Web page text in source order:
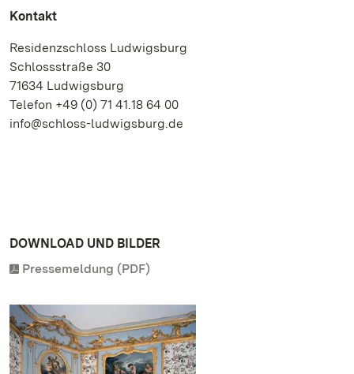
Kontakt
Residenzschloss Ludwigsburg
Schlossstraße 30
71634 Ludwigsburg
Telefon +49 (0) 71 41.18 64 00
info@schloss-ludwigsburg.de
DOWNLOAD UND BILDER
Pressemeldung (PDF)